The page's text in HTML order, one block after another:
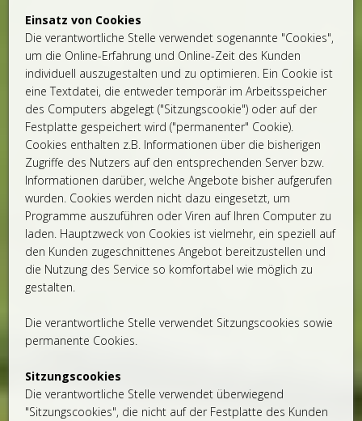
Einsatz von Cookies
Die verantwortliche Stelle verwendet sogenannte "Cookies",
um die Online-Erfahrung und Online-Zeit des Kunden
individuell auszugestalten und zu optimieren. Ein Cookie ist
eine Textdatei, die entweder temporär im Arbeitsspeicher
des Computers abgelegt ("Sitzungscookie") oder auf der
Festplatte gespeichert wird ("permanenter" Cookie).
Cookies enthalten z.B. Informationen über die bisherigen
Zugriffe des Nutzers auf den entsprechenden Server bzw.
Informationen darüber, welche Angebote bisher aufgerufen
wurden. Cookies werden nicht dazu eingesetzt, um
Programme auszuführen oder Viren auf Ihren Computer zu
laden. Hauptzweck von Cookies ist vielmehr, ein speziell auf
den Kunden zugeschnittenes Angebot bereitzustellen und
die Nutzung des Service so komfortabel wie möglich zu
gestalten.
Die verantwortliche Stelle verwendet Sitzungscookies sowie
permanente Cookies.
Sitzungscookies
Die verantwortliche Stelle verwendet überwiegend
"Sitzungscookies", die nicht auf der Festplatte des Kunden